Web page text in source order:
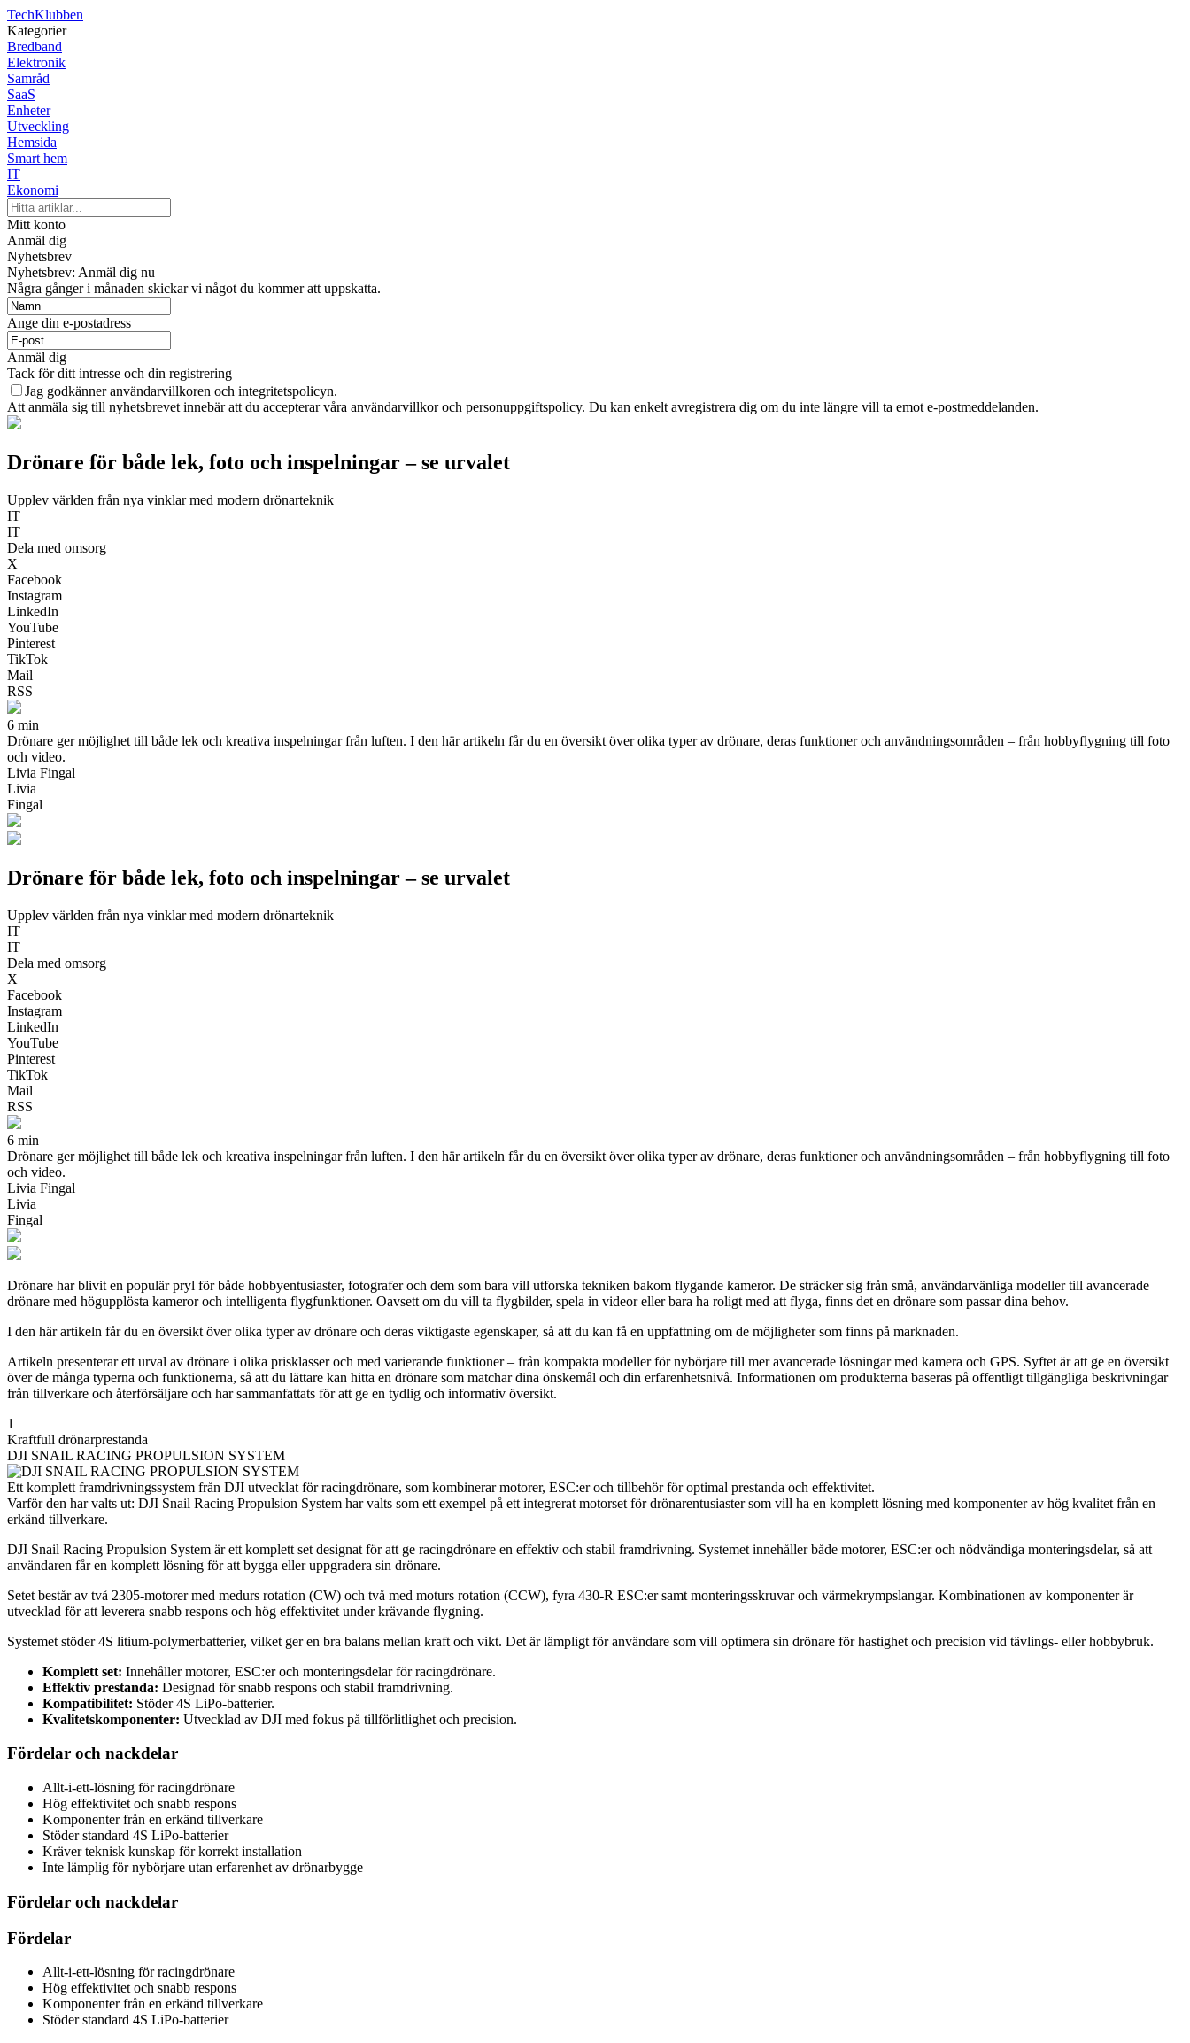
TechKlubben
Kategorier
Bredband
Elektronik
Samråd
SaaS
Enheter
Utveckling
Hemsida
Smart hem
IT
Ekonomi
Mitt konto
Anmäl dig
Nyhetsbrev
Nyhetsbrev: Anmäl dig nu
Några gånger i månaden skickar vi något du kommer att uppskatta.
Ange din e-postadress
Anmäl dig
Tack för ditt intresse och din registrering
Jag godkänner användarvillkoren och integritetspolicyn.
Att anmäla sig till nyhetsbrevet innebär att du accepterar våra användarvillkor och personuppgiftspolicy. Du kan enkelt avregistrera dig om du inte längre vill ta emot e-postmeddelanden.
Drönare för både lek, foto och inspelningar – se urvalet
Upplev världen från nya vinklar med modern drönarteknik
IT
IT
Dela med omsorg
X
Facebook
Instagram
LinkedIn
YouTube
Pinterest
TikTok
Mail
RSS
6 min
Drönare ger möjlighet till både lek och kreativa inspelningar från luften. I den här artikeln får du en översikt över olika typer av drönare, deras funktioner och användningsområden – från hobbyflygning till foto
och video.
Livia Fingal
Livia
Fingal
Drönare för både lek, foto och inspelningar – se urvalet
Upplev världen från nya vinklar med modern drönarteknik
IT
IT
Dela med omsorg
X
Facebook
Instagram
LinkedIn
YouTube
Pinterest
TikTok
Mail
RSS
6 min
Drönare ger möjlighet till både lek och kreativa inspelningar från luften. I den här artikeln får du en översikt över olika typer av drönare, deras funktioner och användningsområden – från hobbyflygning till foto
och video.
Livia Fingal
Livia
Fingal
Drönare har blivit en populär pryl för både hobbyentusiaster, fotografer och dem som bara vill utforska tekniken bakom flygande kameror. De sträcker sig från små, användarvänliga modeller till avancerade
drönare med högupplösta kameror och intelligenta flygfunktioner. Oavsett om du vill ta flygbilder, spela in videor eller bara ha roligt med att flyga, finns det en drönare som passar dina behov.
I den här artikeln får du en översikt över olika typer av drönare och deras viktigaste egenskaper, så att du kan få en uppfattning om de möjligheter som finns på marknaden.
Artikeln presenterar ett urval av drönare i olika prisklasser och med varierande funktioner – från kompakta modeller för nybörjare till mer avancerade lösningar med kamera och GPS. Syftet är att ge en översikt
över de många typerna och funktionerna, så att du lättare kan hitta en drönare som matchar dina önskemål och din erfarenhetsnivå. Informationen om produkterna baseras på offentligt tillgängliga beskrivningar
från tillverkare och återförsäljare och har sammanfattats för att ge en tydlig och informativ översikt.
1
Kraftfull drönarprestanda
DJI SNAIL RACING PROPULSION SYSTEM
Ett komplett framdrivningssystem från DJI utvecklat för racingdrönare, som kombinerar motorer, ESC:er och tillbehör för optimal prestanda och effektivitet.
Varför den har valts ut: DJI Snail Racing Propulsion System har valts som ett exempel på ett integrerat motorset för drönarentusiaster som vill ha en komplett lösning med komponenter av hög kvalitet från en
erkänd tillverkare.
DJI Snail Racing Propulsion System är ett komplett set designat för att ge racingdrönare en effektiv och stabil framdrivning. Systemet innehåller både motorer, ESC:er och nödvändiga monteringsdelar, så att
användaren får en komplett lösning för att bygga eller uppgradera sin drönare.
Setet består av två 2305-motorer med medurs rotation (CW) och två med moturs rotation (CCW), fyra 430-R ESC:er samt monteringsskruvar och värmekrympslangar. Kombinationen av komponenter är
utvecklad för att leverera snabb respons och hög effektivitet under krävande flygning.
Systemet stöder 4S litium-polymerbatterier, vilket ger en bra balans mellan kraft och vikt. Det är lämpligt för användare som vill optimera sin drönare för hastighet och precision vid tävlings- eller hobbybruk.
Komplett set: Innehåller motorer, ESC:er och monteringsdelar för racingdrönare.
Effektiv prestanda: Designad för snabb respons och stabil framdrivning.
Kompatibilitet: Stöder 4S LiPo-batterier.
Kvalitetskomponenter: Utvecklad av DJI med fokus på tillförlitlighet och precision.
Fördelar och nackdelar
Allt-i-ett-lösning för racingdrönare
Hög effektivitet och snabb respons
Komponenter från en erkänd tillverkare
Stöder standard 4S LiPo-batterier
Kräver teknisk kunskap för korrekt installation
Inte lämplig för nybörjare utan erfarenhet av drönarbygge
Fördelar och nackdelar
Fördelar
Allt-i-ett-lösning för racingdrönare
Hög effektivitet och snabb respons
Komponenter från en erkänd tillverkare
Stöder standard 4S LiPo-batterier